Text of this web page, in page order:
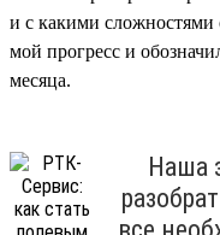
и с какими сложностями
мой прогресс и
месяца.
Наша
все